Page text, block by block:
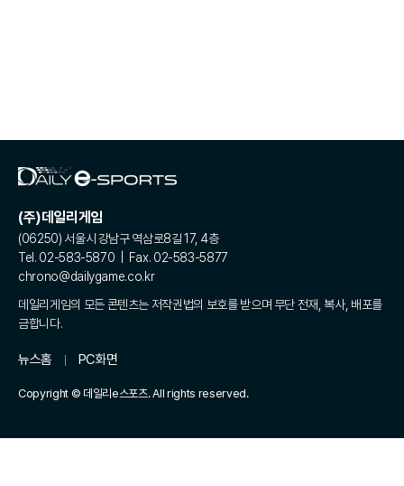
(주)데일리게임
(06250) 서울시 강남구 역삼로8길 17, 4층
Tel. 02-583-5870 | Fax. 02-583-5877
chrono@dailygame.co.kr
데일리게임의 모든 콘텐츠는 저작권법의 보호를 받으며 무단 전재, 복사, 배포를
금합니다.
뉴스홈 PC화면
Copyright © 데일리e스포츠. All rights reserved.